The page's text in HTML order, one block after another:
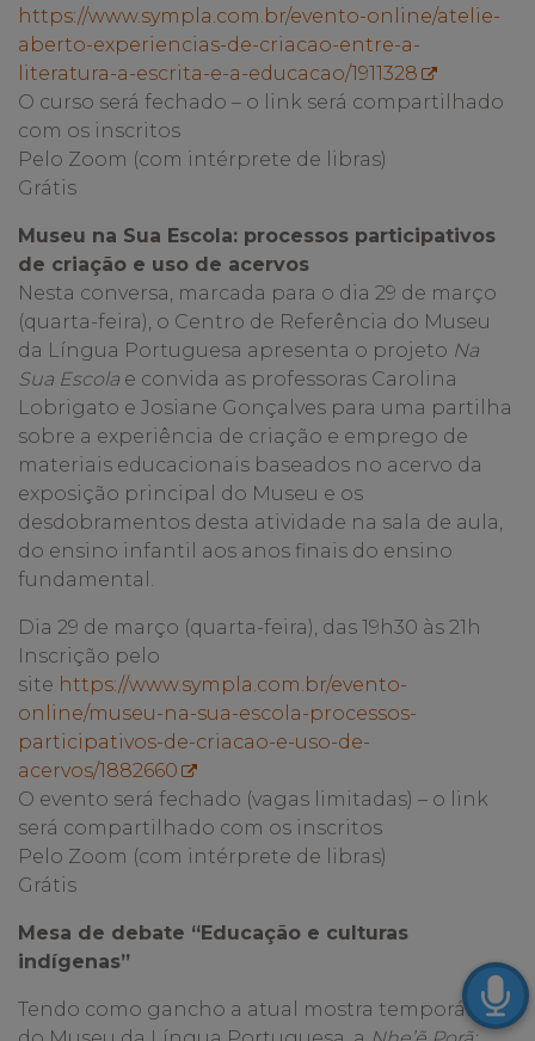
https://www.sympla.com.br/evento-online/atelie-
aberto-experiencias-de-criacao-entre-a-
literatura-a-escrita-e-a-educacao/1911328
O curso será fechado – o link será compartilhado
com os inscritos
Pelo Zoom (com intérprete de libras)
Grátis
Museu na Sua Escola: processos participativos
de criação e uso de acervos
Nesta conversa, marcada para o dia 29 de março
(quarta-feira), o Centro de Referência do Museu
da Língua Portuguesa apresenta o projeto Na
Sua Escola e convida as professoras Carolina
Lobrigato e Josiane Gonçalves para uma partilha
sobre a experiência de criação e emprego de
materiais educacionais baseados no acervo da
exposição principal do Museu e os
desdobramentos desta atividade na sala de aula,
do ensino infantil aos anos finais do ensino
fundamental.
Dia 29 de março (quarta-feira), das 19h30 às 21h
Inscrição pelo
site https://www.sympla.com.br/evento-
online/museu-na-sua-escola-processos-
participativos-de-criacao-e-uso-de-
acervos/1882660
O evento será fechado (vagas limitadas) – o link
será compartilhado com os inscritos
Pelo Zoom (com intérprete de libras)
Grátis
Mesa de debate “Educação e culturas
indígenas”
Tendo como gancho a atual mostra temporária